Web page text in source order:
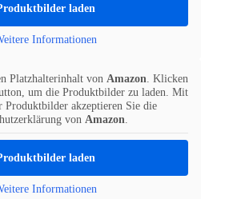
laden
Informationen
Platzhalterinhalt von Amazon. Klicken
um die Produktbilder zu laden. Mit
Produktbilder akzeptieren Sie die
von Amazon.
laden
Informationen